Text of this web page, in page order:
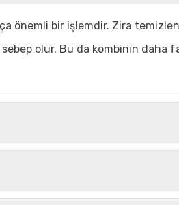
önemli bir işlemdir. Zira
sebep olur. Bu da kombinin daha